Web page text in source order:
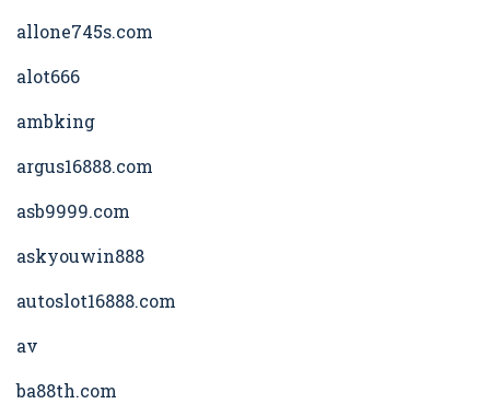
allone745s.com
alot666
ambking
argus16888.com
asb9999.com
askyouwin888
autoslot16888.com
av
ba88th.com